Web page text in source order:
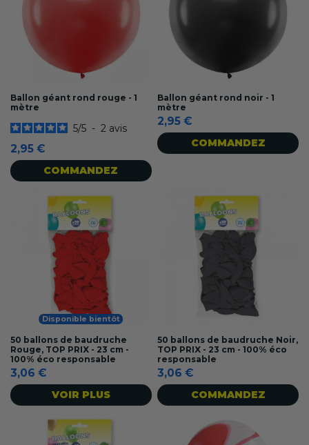
Ballon géant rond rouge - 1
mètre
5/5 - 2 avis
2,95 €
COMMANDEZ
Ballon géant rond noir - 1
mètre
2,95 €
COMMANDEZ
Disponible bientôt
50 ballons de baudruche
Rouge, TOP PRIX - 23 cm -
100% éco responsable
3,06 €
VOIR PLUS
50 ballons de baudruche Noir,
TOP PRIX - 23 cm - 100% éco
responsable
3,06 €
COMMANDEZ